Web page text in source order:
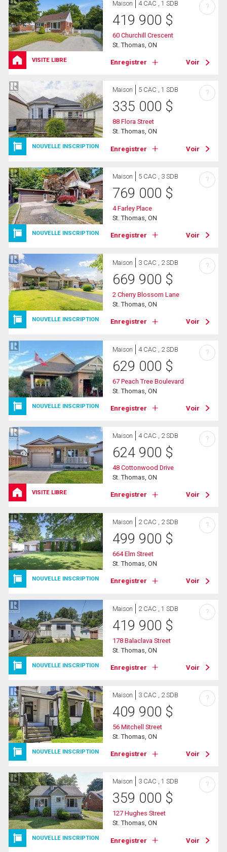
VISITE LIBRE
Maison 4 CAC , 1 SDB
419 900 $
60 Churchill Crescent
St. Thomas, ON
Enregistrer Voir
?
NOUVELLE INSCRIPTION
Maison 5 CAC , 1 SDB
335 000 $
88 Flora Street
St. Thomas, ON
Enregistrer Voir
?
NOUVELLE INSCRIPTION
Maison 5 CAC , 3 SDB
769 000 $
4 Farley Place
St. Thomas, ON
Enregistrer Voir
?
NOUVELLE INSCRIPTION
Maison 3 CAC , 2 SDB
669 900 $
2 Cherry Blossom Lane
St. Thomas, ON
Enregistrer Voir
?
NOUVELLE INSCRIPTION
Maison 4 CAC , 2 SDB
629 000 $
67 Peach Tree Boulevard
St. Thomas, ON
Enregistrer Voir
?
VISITE LIBRE
Maison 4 CAC , 2 SDB
624 900 $
48 Cottonwood Drive
St. Thomas, ON
Enregistrer Voir
?
NOUVELLE INSCRIPTION
Maison 2 CAC , 2 SDB
499 900 $
664 Elm Street
St. Thomas, ON
Enregistrer Voir
?
NOUVELLE INSCRIPTION
Maison 2 CAC , 1 SDB
419 900 $
178 Balaclava Street
St. Thomas, ON
Enregistrer Voir
?
NOUVELLE INSCRIPTION
Maison 3 CAC , 2 SDB
409 900 $
56 Mitchell Street
St. Thomas, ON
Enregistrer Voir
?
NOUVELLE INSCRIPTION
Maison 3 CAC , 1 SDB
359 000 $
127 Hughes Street
St. Thomas, ON
Enregistrer Voir
?